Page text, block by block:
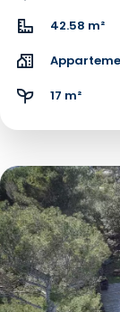
42.58 m²
17 m²